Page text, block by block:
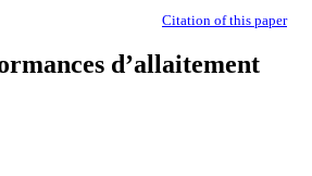
Citation of this paper
d’allaitement